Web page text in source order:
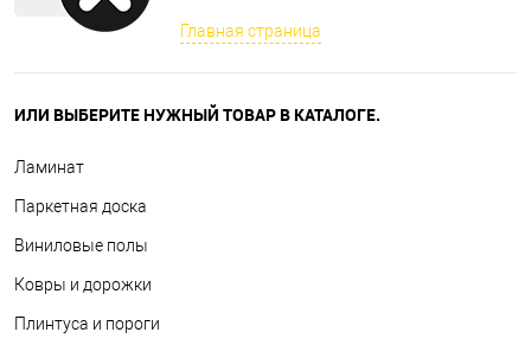
Главная страница
ИЛИ ВЫБЕРИТЕ НУЖНЫЙ ТОВАР В КАТАЛОГЕ.
Ламинат
Паркетная доска
Виниловые полы
Ковры и дорожки
Плинтуса и пороги